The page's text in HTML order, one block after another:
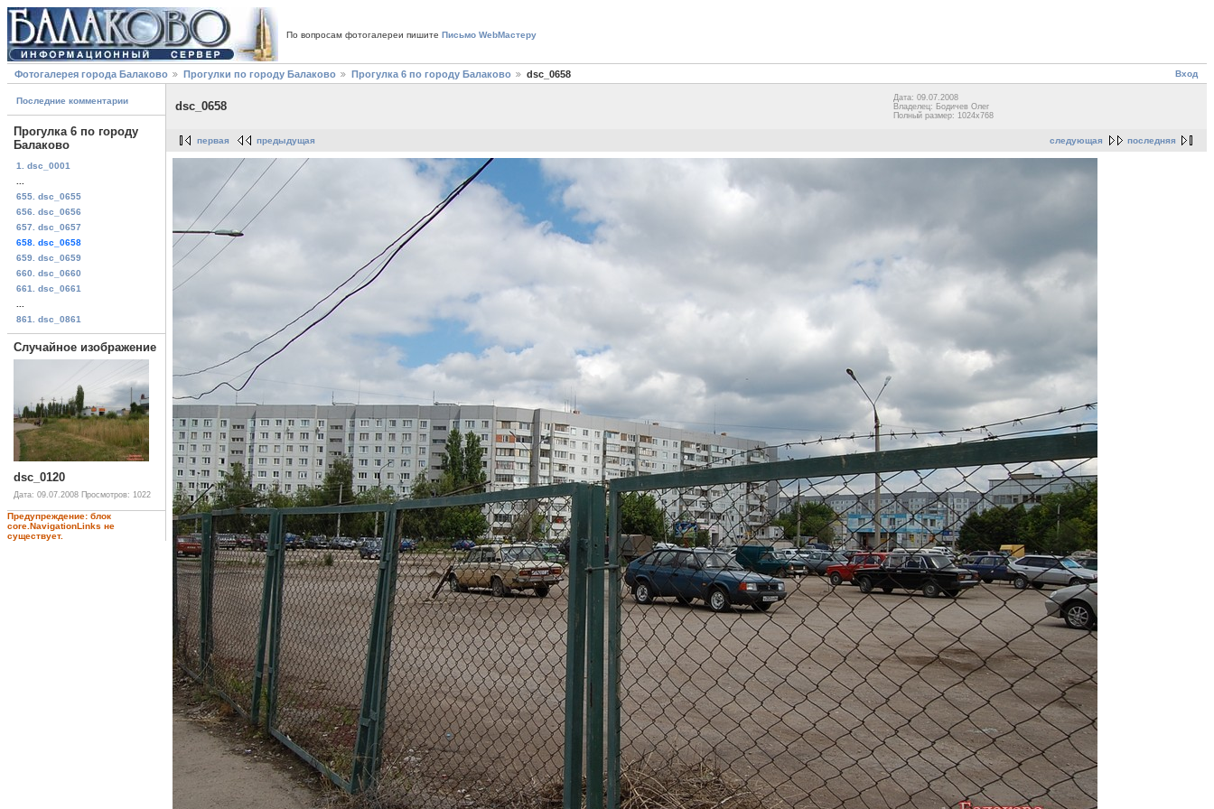
По вопросам фотогалереи пишите Письмо WebМастеру
Вход
Фотогалерея города Балаково Прогулки по городу Балаково Прогулка 6 по городу Балаково dsc_0658
Последние комментарии
Прогулка 6 по городу
Балаково
1. dsc_0001
655. dsc_0655
656. dsc_0656
657. dsc_0657
658. dsc_0658
659. dsc_0659
660. dsc_0660
661. dsc_0661
861. dsc_0861
Случайное изображение
dsc_0120
Дата: 09.07.2008 Просмотров: 1022
Предупреждение: блок
core.NavigationLinks не
существует.
dsc_0658
Дата: 09.07.2008
Владелец: Бодичев Олег
Полный размер: 1024x768
следующая последняя
первая предыдущая